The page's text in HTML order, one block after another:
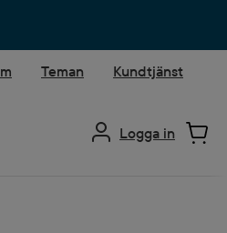
Teman Kundtjänst
Logga in